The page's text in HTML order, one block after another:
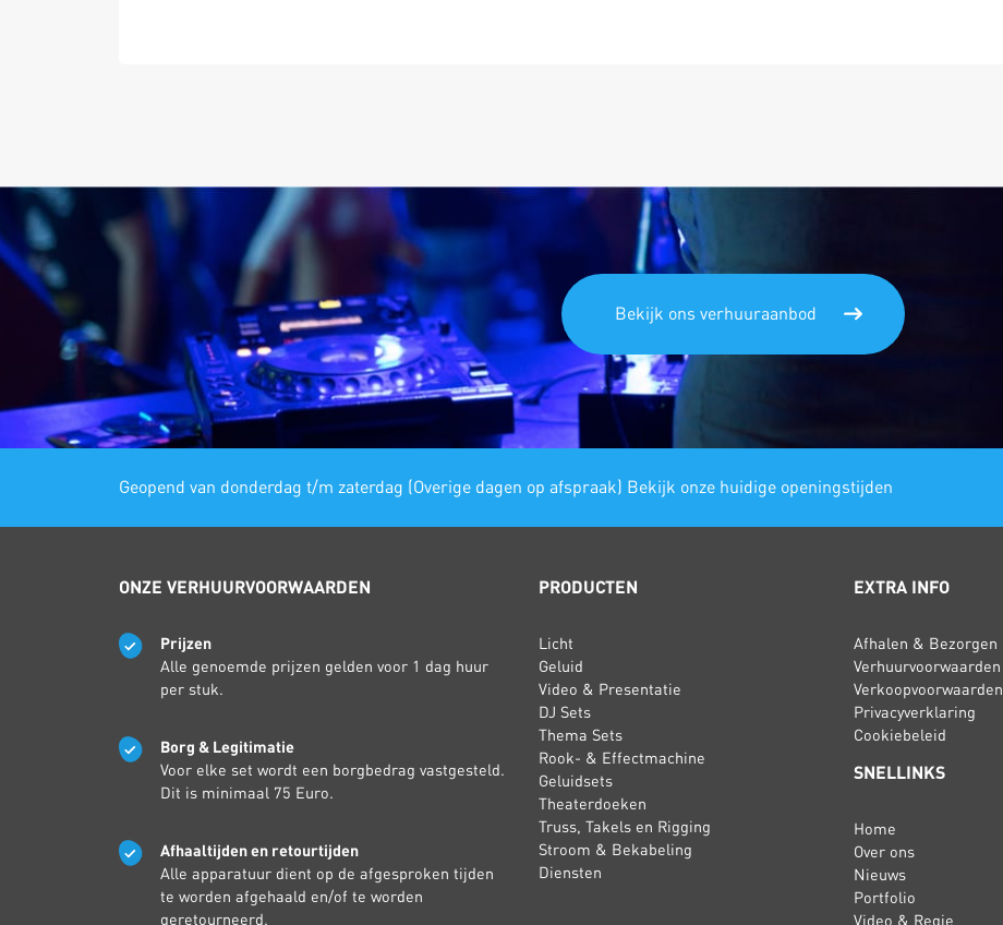
Bekijk ons verhuuraanbod
Geopend van donderdag t/m zaterdag (Overige dagen op afspraak) Bekijk onze huidige openingstijden
ONZE VERHUURVOORWAARDEN
Prijzen
Alle genoemde prijzen gelden voor 1 dag huur
per stuk.
Borg & Legitimatie
Voor elke set wordt een borgbedrag vastgesteld.
Dit is minimaal 75 Euro.
Afhaaltijden en retourtijden
Alle apparatuur dient op de afgesproken tijden
te worden afgehaald en/of te worden
geretourneerd.
PRODUCTEN
Licht
Geluid
Video & Presentatie
DJ Sets
Thema Sets
Rook- & Effectmachine
Geluidsets
Theaterdoeken
Truss, Takels en Rigging
Stroom & Bekabeling
Diensten
EXTRA INFO
Afhalen & Bezorgen
Verhuurvoorwaarden
Verkoopvoorwaarden
Privacyverklaring
Cookiebeleid
SNELLINKS
Home
Over ons
Nieuws
Portfolio
Video & Regie